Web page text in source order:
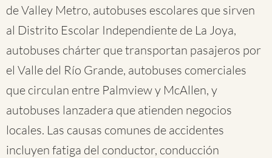
de Valley Metro, autobuses escolares que sirven
al Distrito Escolar Independiente de La Joya,
autobuses chárter que transportan pasajeros por
el Valle del Río Grande, autobuses comerciales
que circulan entre Palmview y McAllen, y
autobuses lanzadera que atienden negocios
locales. Las causas comunes de accidentes
incluyen fatiga del conductor, conducción